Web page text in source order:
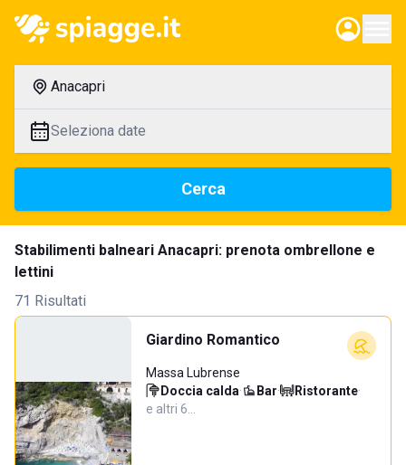
Anacapri
Seleziona date
Cerca
Stabilimenti balneari Anacapri: prenota ombrellone e
lettini
71 Risultati
Giardino Romantico
Massa Lubrense
Doccia calda· Bar· Ristorante·
e altri 6…